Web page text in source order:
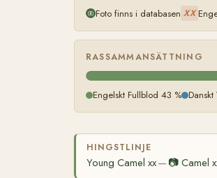
Foto finns i databasen XX
RASSAMMANSÄTTNING
Engelskt Fullblod 43 %
HINGSTLINJE
Young Camel xx— 📷Camel